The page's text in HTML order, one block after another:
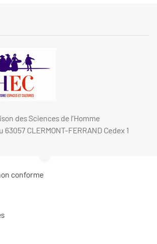
des Sciences de l’Homme
63057 CLERMONT-FERRAND Cedex 1
conforme